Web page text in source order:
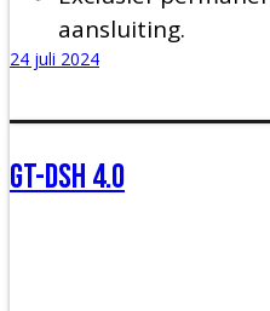
aansluiting.
24 juli 2024
GT-DSH 4.0